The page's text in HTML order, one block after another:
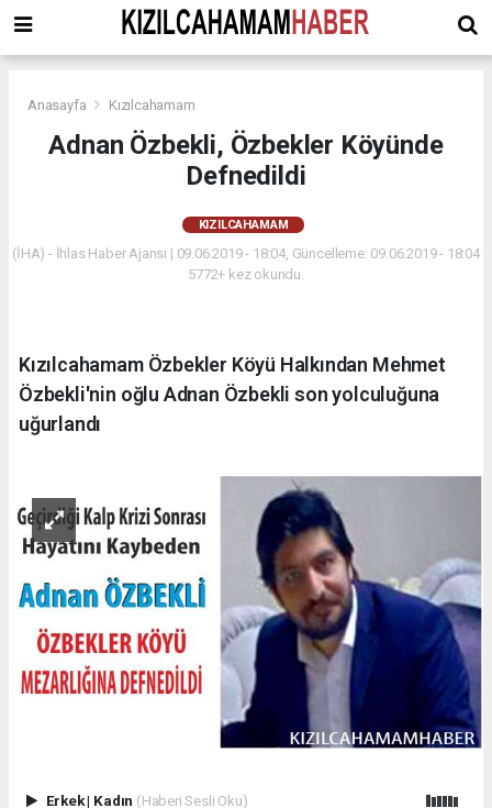
Anasayfa Kızılcahamam
Adnan Özbekli, Özbekler Köyünde
Defnedildi
KIZILCAHAMAM
(İHA) - İhlas Haber Ajansı | 09.06.2019 - 18:04, Güncelleme: 09.06.2019 - 18:04
5772+ kez okundu.
Kızılcahamam Özbekler Köyü Halkından Mehmet
Özbekli'nin oğlu Adnan Özbekli son yolculuğuna
uğurlandı
Erkek| Kadın (Haberi Sesli Oku)